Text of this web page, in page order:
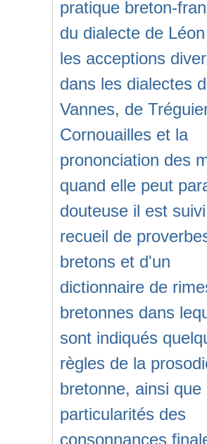
pratique breton-
du dialecte de
les acceptions
dans les dialectes
Vannes, de
Cornouailles et la
prononciation des
quand elle peut
douteuse il est
recueil de
bretons et d'un
dictionnaire de
bretonnes dans
sont indiqués
règles de la
bretonne, ainsi que
particularités des
consonnances